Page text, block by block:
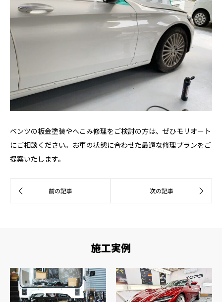
ベンツの板金塗装やへこみ修理をご検討の方は、ぜひモリオート
にご相談ください。お車の状態に合わせた最適な修理プランをご
提案いたします。
施工実例